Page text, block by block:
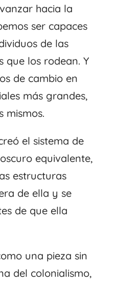
hacia la
ser capaces
de las
que los rodean. Y
de cambio en
más grandes,
mismos.
el sistema de
equivalente,
estructuras
de ella y se
de que ella
una pieza sin
del colonialismo,